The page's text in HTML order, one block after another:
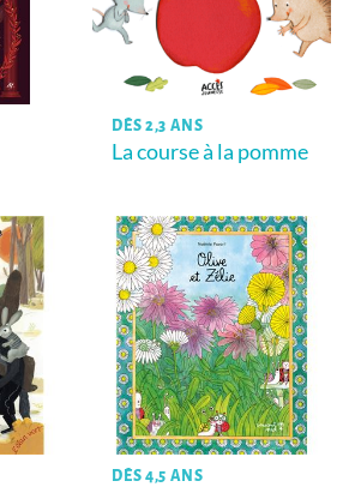
DÈS 2,3 ANS
La course à la pomme
DÈS 4,5 ANS